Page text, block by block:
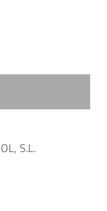
S.L.